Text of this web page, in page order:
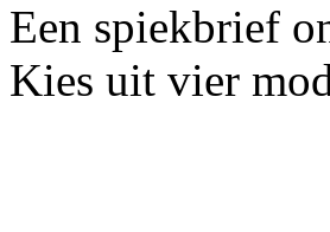
Een spiekbrief
Kies uit vier